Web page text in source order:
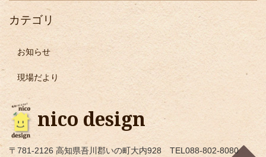
カテゴリ
お知らせ
現場だより
nico design
〒781-2126 高知県吾川郡いの町大内928 TEL088-802-8080